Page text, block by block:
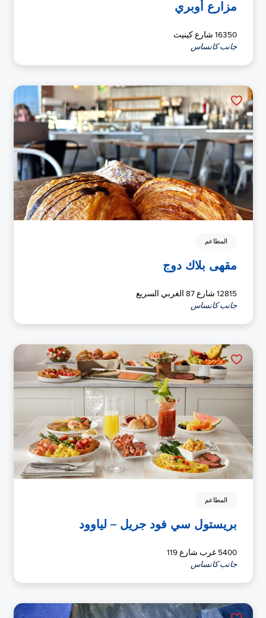
مزارع أوبري
16350 شارع كينيث
جانب كانساس
المطاعم
مقهى بلاك دوج
12815 شارع 87 الغربي السريع
جانب كانساس
المطاعم
بريستول سي فود جريل – لياوود
5400 غرب شارع 119
جانب كانساس